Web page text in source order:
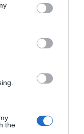
the